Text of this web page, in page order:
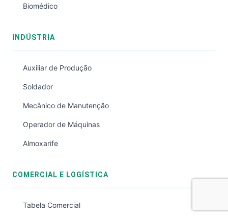
Biomédico
INDÚSTRIA
Auxiliar de Produção
Soldador
Mecânico de Manutenção
Operador de Máquinas
Almoxarife
COMERCIAL E LOGÍSTICA
Tabela Comercial